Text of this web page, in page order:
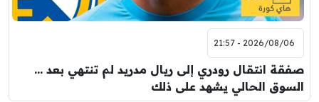
2026/08/06 - 21:57
صفقة انتقال رودري إلى ريال مدريد لم تنتهي بعد …
السوق الحالي يشهد على ذلك